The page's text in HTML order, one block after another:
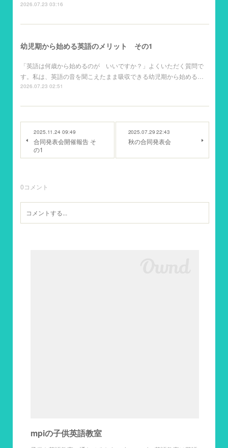
2026.07.23 03:16
幼児期から始める英語のメリット その1
「英語は何歳から始めるのが いいですか？」よくいただく質問で
す。私は、英語の音を聞こえたまま吸収できる幼児期から始める…
2026.07.23 02:51
2025.11.24 09:49
合同発表会開催報告 そ
の1
2025.07.29 22:43
秋の合同発表会
0コメント
mpiの子供英語教室